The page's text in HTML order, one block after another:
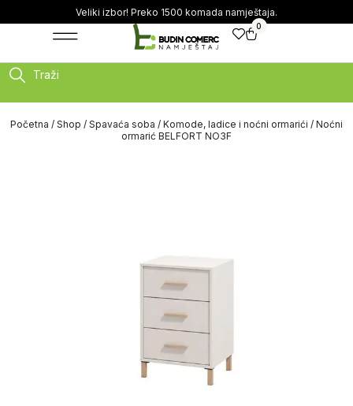
Veliki izbor! Preko 1500 komada namještaja.
0
Traži
Početna / Shop / Spavaća soba / Komode, ladice i noćni ormarići / Noćni
ormarić BELFORT NO3F